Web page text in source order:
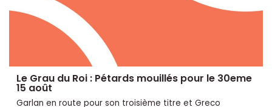
Le Grau du Roi : Pétards mouillés pour le 30eme
15 août
Garlan en route pour son troisième titre et Greco